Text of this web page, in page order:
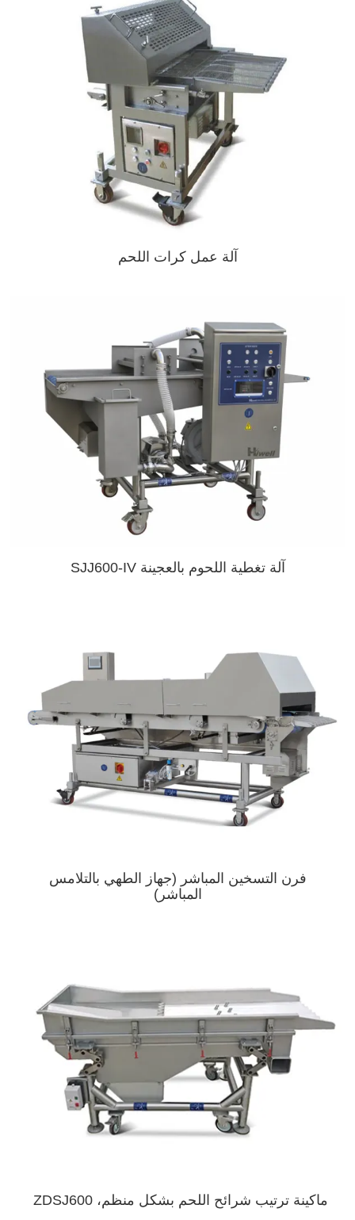
آلة عمل كرات اللحم
آلة تغطية اللحوم بالعجينة SJJ600-IV
فرن التسخين المباشر (جهاز الطهي بالتلامس
المباشر)
ماكينة ترتيب شرائح اللحم بشكل منظم، ZDSJ600